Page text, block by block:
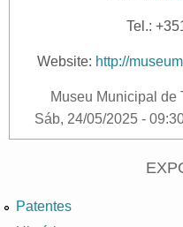
Tel.:
Website: http://
Museu Municipal de
Sáb, 24/05/2025 -
Patentes